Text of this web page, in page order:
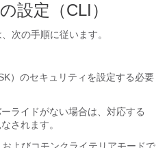
設定（CLI）
次の手順に従います。
）のセキュリティを設定する必要
ライドがない場合は、対応する
されます。